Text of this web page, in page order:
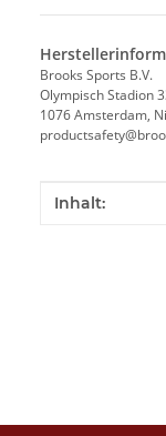
Brooks Sports B.V.
Olympisch Stadion
1076 Amsterdam,
Wert
Inhalt: